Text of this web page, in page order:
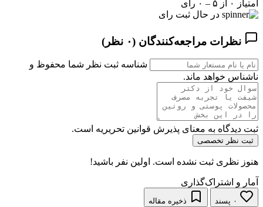
امتیاز ۰ از ۵ – ۰ رای
در حال ثبت رای
نظرات مراجعه‌کنندگان (۰ نظر)
شناسه ثبت نظر شما محفوظ و
ناشناس خواهد ماند.
ثبت دیدگاه به معنای پذیرش قوانین تحریریه است.
ثبت نظر تخصصی
هنوز نظری ثبت نشده است. اولین نفر باشید!
آمار و اشتراک‌گذاری
۰ پسند ذخیره مقاله